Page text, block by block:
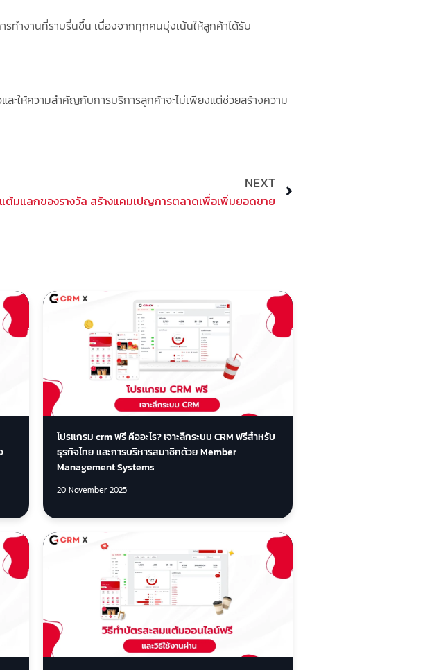
ทำงานที่ราบรื่นขึ้น เนื่องจากทุกคนมุ่งเน้นให้ลูกค้าได้รับ
ละให้ความสำคัญกับการบริการลูกค้าจะไม่เพียงแต่ช่วยสร้างความ
NEXT
ต้มแลกของรางวัล สร้างแคมเปญการตลาดเพื่อเพิ่มยอดขาย
โปรแกรม crm ฟรี คืออะไร? เจาะลึกระบบ CRM ฟรีสำหรับ
ธุรกิจไทย และการบริหารสมาชิกด้วย Member
Management Systems
20 November 2025